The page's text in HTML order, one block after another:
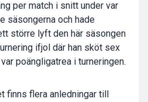
per match i snitt under var
säsongerna och hade
större lyft den här säsongen
ifjol där han sköt sex
poängligatrea i turneringen.
finns flera anledningar till